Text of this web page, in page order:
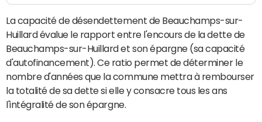
La capacité de désendettement de Beauchamps-sur-
Huillard évalue le rapport entre l'encours de la dette de
Beauchamps-sur-Huillard et son épargne (sa capacité
d'autofinancement). Ce ratio permet de déterminer le
nombre d'années que la commune mettra à rembourser
la totalité de sa dette si elle y consacre tous les ans
l'intégralité de son épargne.